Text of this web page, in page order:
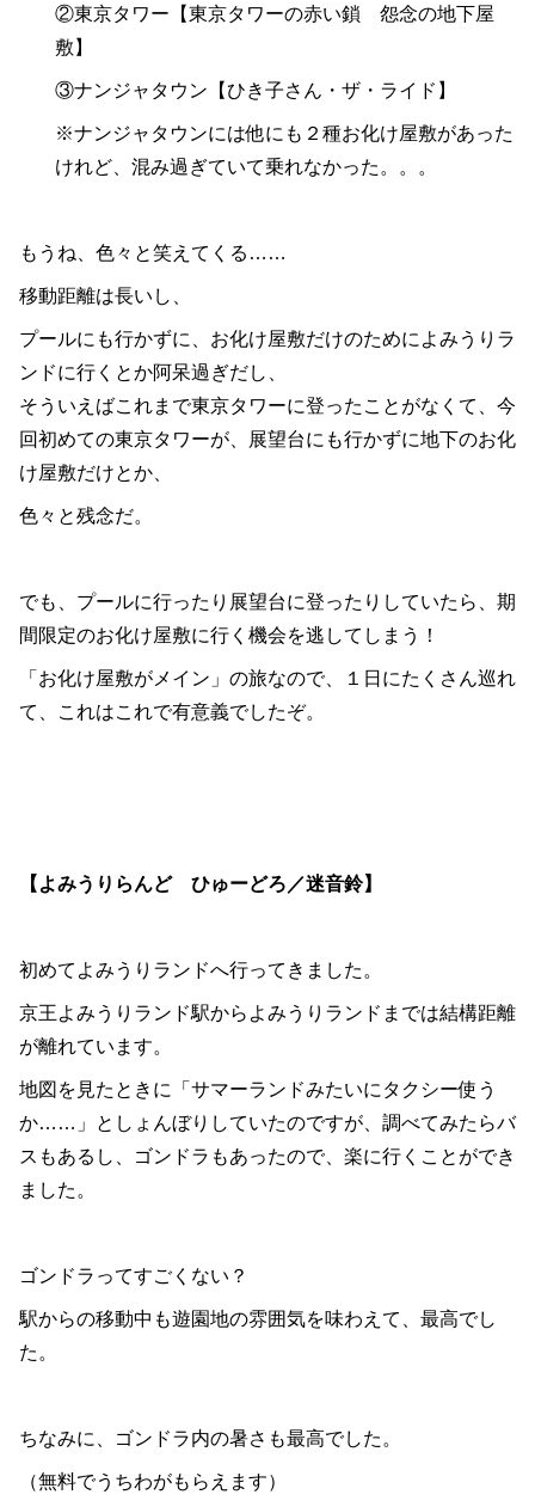
②東京タワー【東京タワーの赤い鎖 怨念の地下屋
敷】
③ナンジャタウン【ひき子さん・ザ・ライド】
※ナンジャタウンには他にも２種お化け屋敷があった
けれど、混み過ぎていて乗れなかった。。。
もうね、色々と笑えてくる……
移動距離は長いし、
プールにも行かずに、お化け屋敷だけのためによみうりラ
ンドに行くとか阿呆過ぎだし、
そういえばこれまで東京タワーに登ったことがなくて、今
回初めての東京タワーが、展望台にも行かずに地下のお化
け屋敷だけとか、
色々と残念だ。
でも、プールに行ったり展望台に登ったりしていたら、期
間限定のお化け屋敷に行く機会を逃してしまう！
「お化け屋敷がメイン」の旅なので、１日にたくさん巡れ
て、これはこれで有意義でしたぞ。
【よみうりらんど ひゅーどろ／迷音鈴】
初めてよみうりランドへ行ってきました。
京王よみうりランド駅からよみうりランドまでは結構距離
が離れています。
地図を見たときに「サマーランドみたいにタクシー使う
か……」としょんぼりしていたのですが、調べてみたらバ
スもあるし、ゴンドラもあったので、楽に行くことができ
ました。
ゴンドラってすごくない？
駅からの移動中も遊園地の雰囲気を味わえて、最高でし
た。
ちなみに、ゴンドラ内の暑さも最高でした。
（無料でうちわがもらえます）